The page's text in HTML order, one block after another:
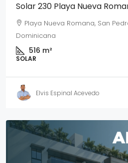
Solar 230 Playa Nueva
Playa Nueva Romana, San
Dominicana
516 m²
SOLAR
Elvis Espinal Acevedo